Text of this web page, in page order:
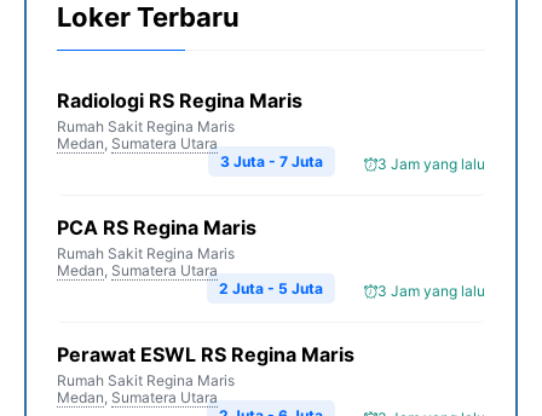
Loker Terbaru
Radiologi RS Regina Maris
Rumah Sakit Regina Maris
Medan, Sumatera Utara
3 Jam yang lalu
3 Juta - 7 Juta
PCA RS Regina Maris
Rumah Sakit Regina Maris
Medan, Sumatera Utara
3 Jam yang lalu
2 Juta - 5 Juta
Perawat ESWL RS Regina Maris
Rumah Sakit Regina Maris
Medan, Sumatera Utara